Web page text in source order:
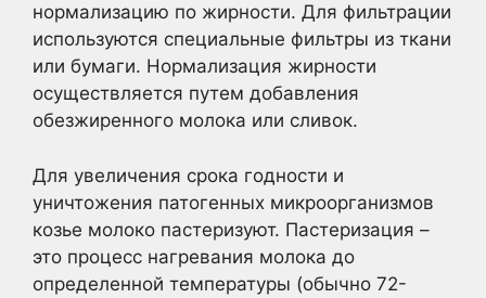
нормализацию по жирности. Для фильтрации
используются специальные фильтры из ткани
или бумаги. Нормализация жирности
осуществляется путем добавления
обезжиренного молока или сливок.
Для увеличения срока годности и
уничтожения патогенных микроорганизмов
козье молоко пастеризуют. Пастеризация –
это процесс нагревания молока до
определенной температуры (обычно 72-